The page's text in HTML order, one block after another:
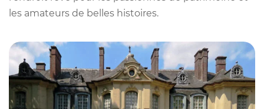
les amateurs de belles histoires.